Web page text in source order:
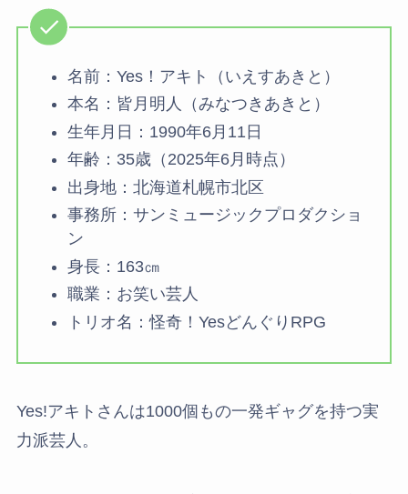
名前：Yes！アキト（いえすあきと）
本名：皆月明人（みなつきあきと）
生年月日：1990年6月11日
年齢：35歳（2025年6月時点）
出身地：北海道札幌市北区
事務所：サンミュージックプロダクショ
ン
身長：163㎝
職業：お笑い芸人
トリオ名：怪奇！YesどんぐりRPG
Yes!アキトさんは1000個もの一発ギャグを持つ実
力派芸人。